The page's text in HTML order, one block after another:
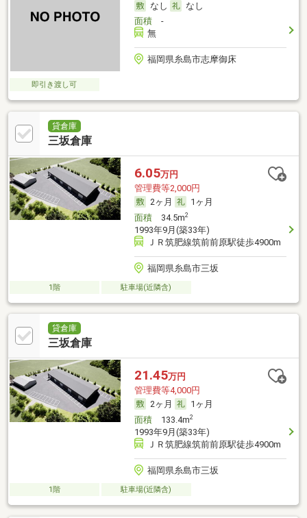
なし
なし
面積-
無
福岡県糸島市志摩御床
即引き渡し可
貸倉庫
三坂倉庫
6.05万円
管理費等2,000円
2ヶ月
1ヶ月
面積34.5m2
1993年9月(築33年)
ＪＲ筑肥線筑前前原駅徒歩4900m
福岡県糸島市三坂
1階 駐車場(近隣含)
貸倉庫
三坂倉庫
21.45万円
管理費等4,000円
2ヶ月
1ヶ月
面積133.4m2
1993年9月(築33年)
ＪＲ筑肥線筑前前原駅徒歩4900m
福岡県糸島市三坂
1階 駐車場(近隣含)